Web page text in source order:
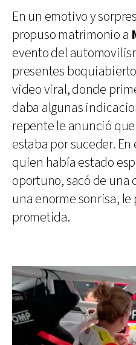
En un emotivo y
propuso matrimonio a
evento del
presentes
video viral, donde
daba algunas
repente le anunció
estaba por suceder.
quien había estado
oportuno, sacó de una
una enorme sonrisa,
prometida.